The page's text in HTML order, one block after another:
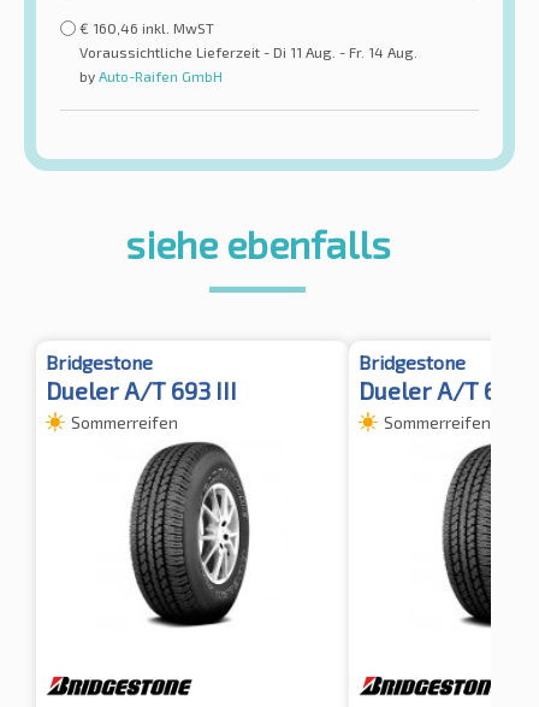
€ 160,46 inkl. MwST
Voraussichtliche Lieferzeit - Di 11 Aug. - Fr. 14 Aug.
by Auto-Raifen GmbH
siehe ebenfalls
Bridgestone
Dueler A/T 693 III
Sommerreifen
Bridgestone
Dueler A/T 693
Sommerreifen